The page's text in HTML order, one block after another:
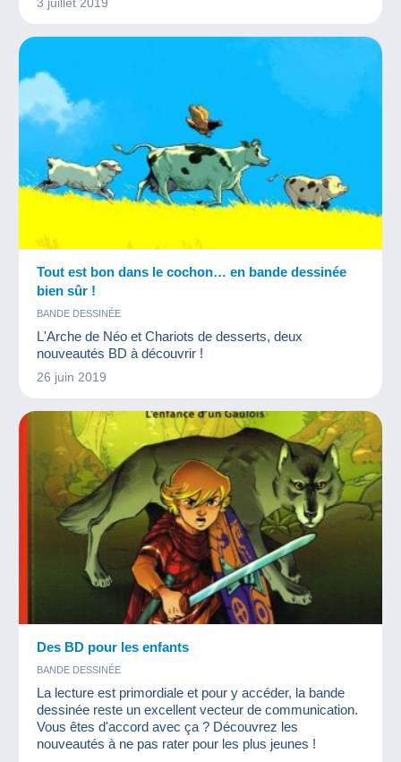
3 juillet 2019
Tout est bon dans le cochon… en bande dessinée
bien sûr !
BANDE DESSINÉE
L'Arche de Néo et Chariots de desserts, deux
nouveautés BD à découvrir !
26 juin 2019
Des BD pour les enfants
BANDE DESSINÉE
La lecture est primordiale et pour y accéder, la bande
dessinée reste un excellent vecteur de communication.
Vous êtes d'accord avec ça ? Découvrez les
nouveautés à ne pas rater pour les plus jeunes !